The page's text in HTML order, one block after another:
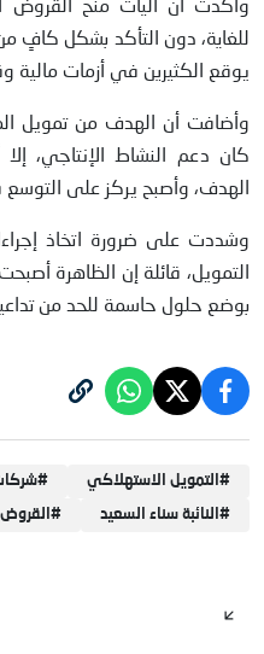
وأكدت أن آليات منح القروض
للغاية، دون التأكد بشكل كافٍ
يوقع الكثيرين في أزمات مالية
وأضافت أن الهدف من تمويل
كان دعم النشاط الإنتاجي،
الهدف، وأصبح يركز على
وشددت على ضرورة اتخاذ
التمويل، قائلة إن الظاهرة
بوضع حلول حاسمة للحد من
# التمويل الاستهلاكي #
# النائبة سناء السعيد # القروض